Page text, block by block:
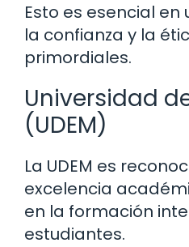
Esto es esencial
la confianza y la
primordiales.
Universidad
(UDEM)
La UDEM es
excelencia
en la formación
estudiantes.